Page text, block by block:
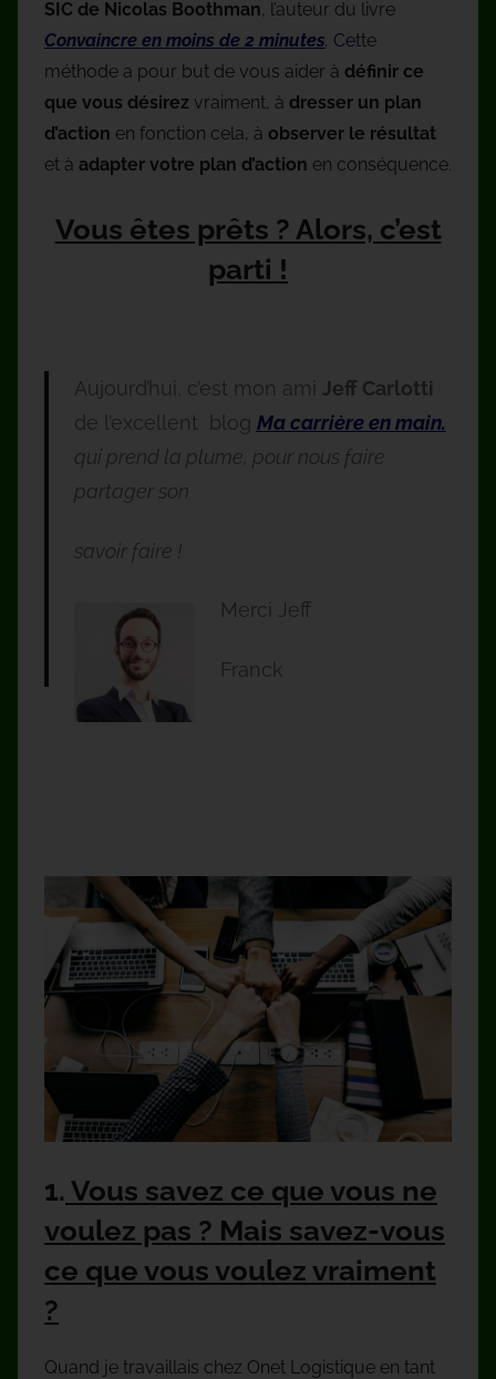
SIC de Nicolas Boothman, l’auteur du livre
Convaincre en moins de 2 minutes Cette
méthode a pour but de vous aider à définir ce
que vous désirez vraiment, à dresser un plan
d’action en fonction cela, à observer le résultat
et à adapter votre plan d’action en conséquence.
Vous êtes prêts ? Alors, c’est
parti !
Aujourd’hui, c’est mon ami Jeff Carlotti
de l’excellent blog Ma carrière en main.
qui prend la plume, pour nous faire
partager son
savoir faire !
Merci Jeff
Franck
1. Vous savez ce que vous ne
voulez pas ? Mais savez-vous
ce que vous voulez vraiment
?
Quand je travaillais chez Onet Logistique en tant